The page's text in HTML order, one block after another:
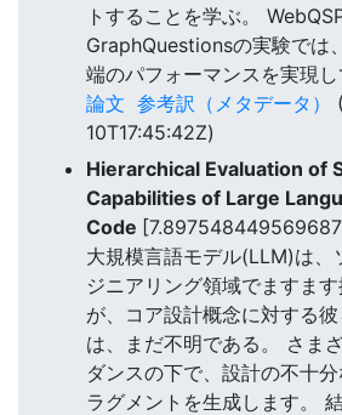
トすることを学ぶ。
GraphQuestionsの実験では
端のパフォーマンスを実現し
論文 参考訳（メタデータ）
10T17:45:42Z)
Hierarchical Evaluation of
Capabilities of Large
Code
大規模言語モデル(LLM)は、
ジニアリング領域でますま
が、コア設計概念に対する
は、まだ不明である。 さま
ダンスの下で、設計の不十
ラグメントを生成します。